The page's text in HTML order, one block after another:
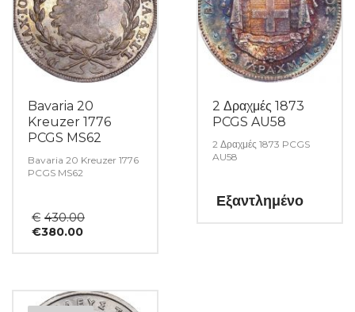
Bavaria 20
Kreuzer 1776
PCGS MS62
Bavaria 20 Kreuzer 1776
PCGS MS62
€ 430.00
€380.00
€380.00.
2 Δραχμές 1873
PCGS AU58
2 Δραχμές 1873 PCGS
AU58
Εξαντλημένο